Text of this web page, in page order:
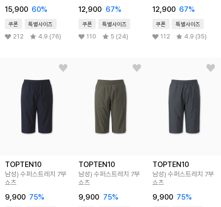
15,900 60%
쿠폰 특별사이즈
212 4.9 (76)
12,900 67%
쿠폰 특별사이즈
110 5 (24)
12,900 67%
쿠폰 특별사이즈
112 4.9 (35)
TOPTEN10
남성) 수퍼스트레치 7부
쇼츠
9,900 75%
TOPTEN10
남성) 수퍼스트레치 7부
쇼츠
9,900 75%
TOPTEN10
남성) 수퍼스트레치 7부
쇼츠
9,900 75%